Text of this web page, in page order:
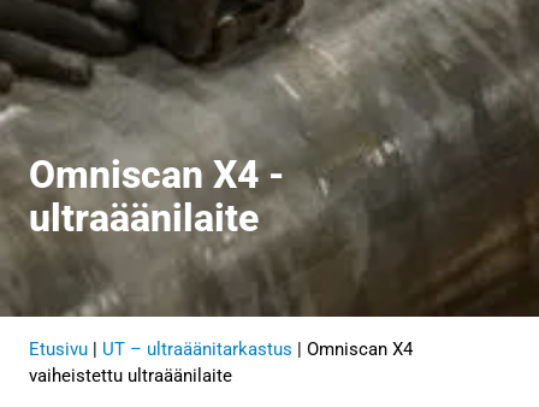
Omniscan X4 -
ultraäänilaite
Etusivu UT – ultraäänitarkastus
Omniscan X4
vaiheistettu ultraäänilaite